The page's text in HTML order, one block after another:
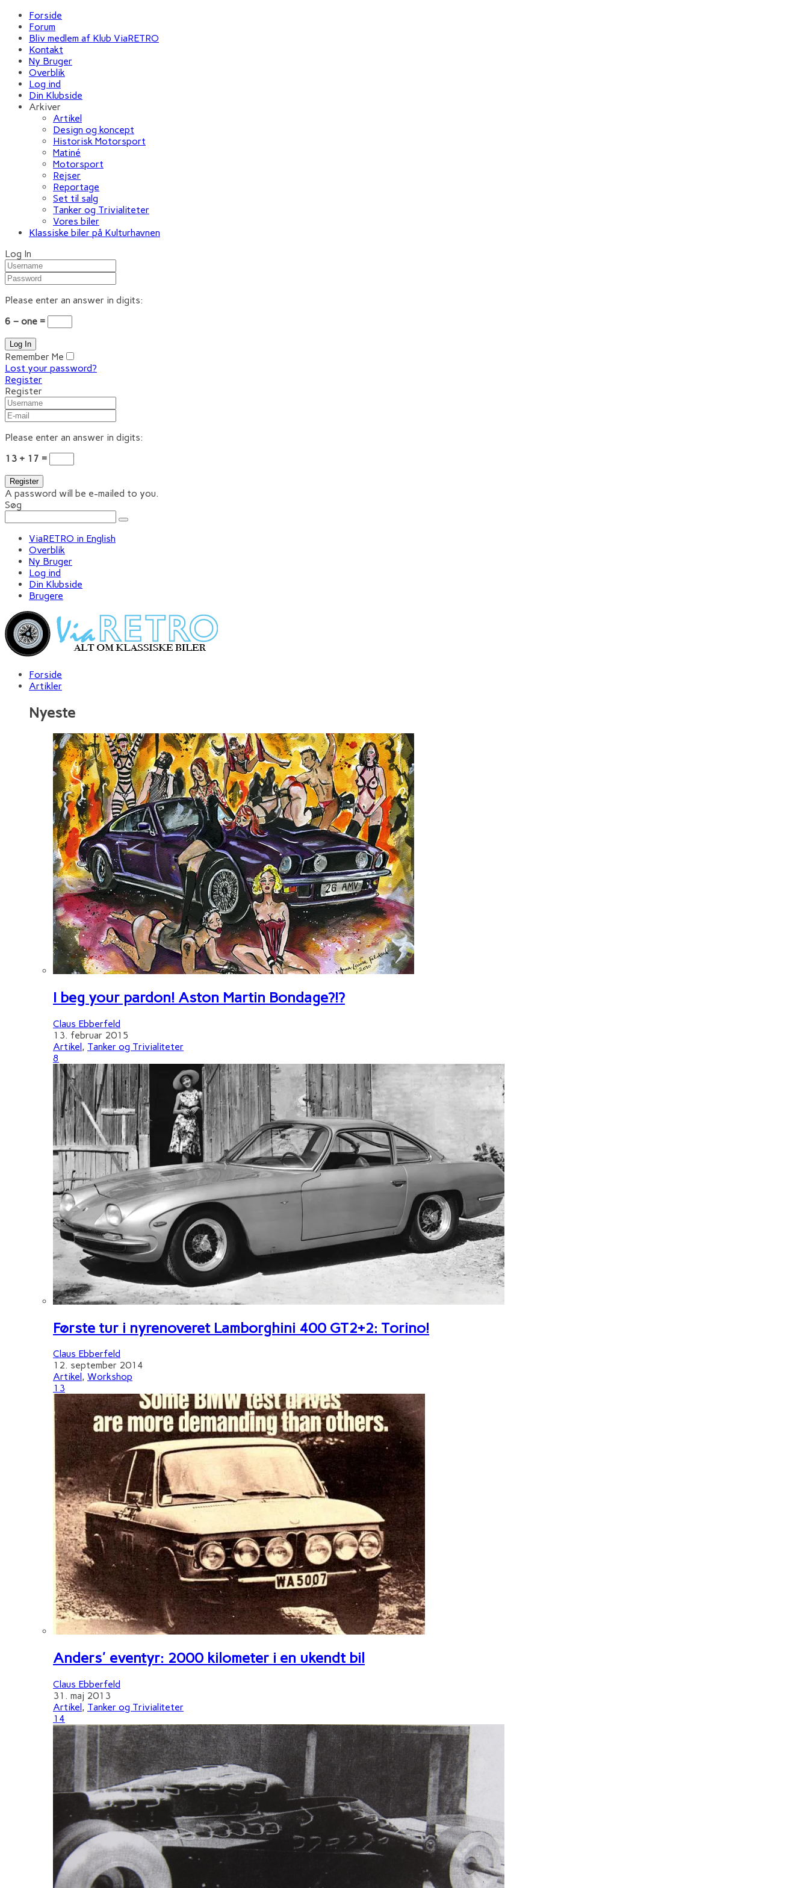
Forside
Forum
Bliv medlem af Klub ViaRETRO
Kontakt
Ny Bruger
Overblik
Log ind
Din Klubside
Arkiver
Artikel
Design og koncept
Historisk Motorsport
Matiné
Motorsport
Rejser
Reportage
Set til salg
Tanker og Trivialiteter
Vores biler
Klassiske biler på Kulturhavnen
Log In
Please enter an answer in digits:
6 − one =
Remember Me
Lost your password?
Register
Register
Please enter an answer in digits:
13 + 17 =
A password will be e-mailed to you.
Søg
ViaRETRO in English
Overblik
Ny Bruger
Log ind
Din Klubside
Brugere
Forside
Artikler
Nyeste
I beg your pardon! Aston Martin Bondage?!?
Claus Ebberfeld
13. februar 2015
Artikel, Tanker og Trivialiteter
8
Første tur i nyrenoveret Lamborghini 400 GT2+2: Torino!
Claus Ebberfeld
12. september 2014
Artikel , Workshop
13
Anders' eventyr: 2000 kilometer i en ukendt bil
Claus Ebberfeld
31. maj 2013
Artikel , Tanker og Trivialiteter
14